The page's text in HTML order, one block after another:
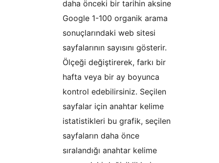
daha önceki bir tarihin aksine
Google 1-100 organik arama
sonuçlarındaki web sitesi
sayfalarının sayısını gösterir.
Ölçeği değiştirerek, farkı bir
hafta veya bir ay boyunca
kontrol edebilirsiniz. Seçilen
sayfalar için anahtar kelime
istatistikleri bu grafik, seçilen
sayfaların daha önce
sıralandığı anahtar kelime